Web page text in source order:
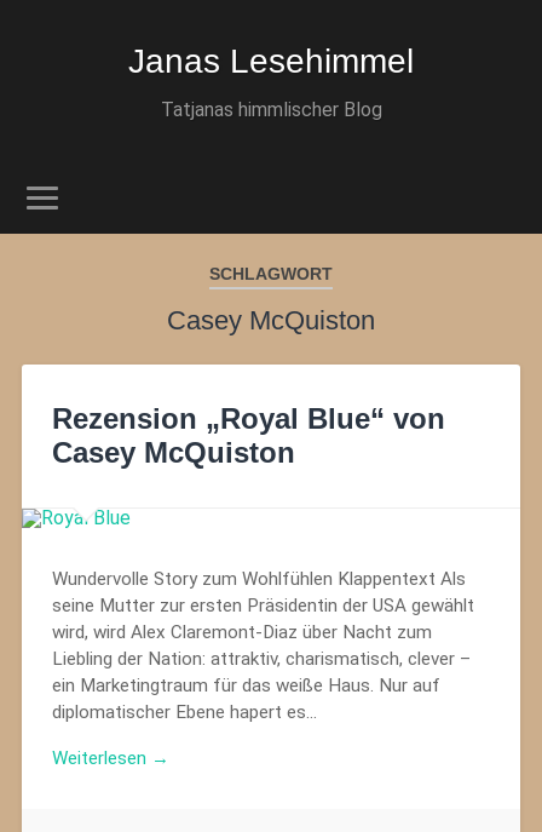
Janas Lesehimmel
Tatjanas himmlischer Blog
SCHLAGWORT
Casey McQuiston
Rezension „Royal Blue“ von
Casey McQuiston
Wundervolle Story zum Wohlfühlen Klappentext Als
seine Mutter zur ersten Präsidentin der USA gewählt
wird, wird Alex Claremont-Diaz über Nacht zum
Liebling der Nation: attraktiv, charismatisch, clever –
ein Marketingtraum für das weiße Haus. Nur auf
diplomatischer Ebene hapert es…
Weiterlesen →